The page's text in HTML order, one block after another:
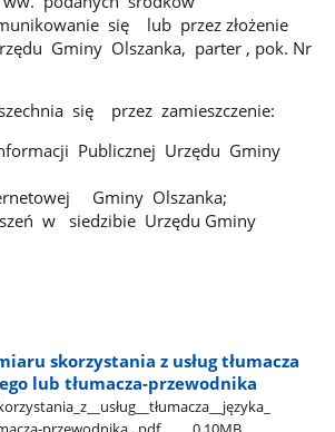
się lub przez złożenie
Gminy Olszanka, parter , pok. Nr
się przez zamieszczenie:
Publicznej Urzędu Gminy
Gminy Olszanka;
w siedzibie Urzędu Gminy
skorzystania z usług tłumacza
lub tłumacza-przewodnika